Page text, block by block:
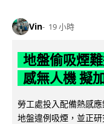
Vin 19 小時
地盤偷吸煙
感無人機 擬
勞工處投入配備熱感
地盤違例吸煙，並正